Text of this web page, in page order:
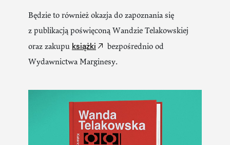
Będzie to również okazja do zapoznania się
z publikacją poświęconą Wandzie Telakowskiej
oraz zakupu książki
bezpośrednio od
Wydawnictwa Marginesy.